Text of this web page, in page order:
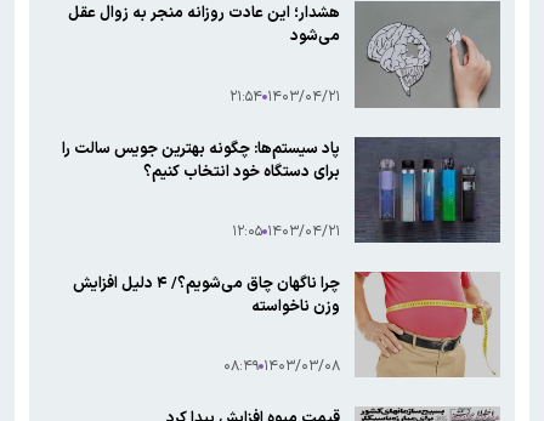
هشدار؛ این عادت روزانه منجر به زوال عقل
می‌شود
۱۴۰۳/۰۴/۲۱ ۲۱:۵۴
پاد سیستم‌ها: چگونه بهترین جویس سالت را
برای دستگاه خود انتخاب کنیم؟
۱۴۰۳/۰۴/۲۱ ۱۲:۰۵
چرا ناگهان چاق می‌شویم؟/ ۴ دلیل افزایش
وزن ناخواسته
۱۴۰۳/۰۳/۰۸ ۰۸:۴۹